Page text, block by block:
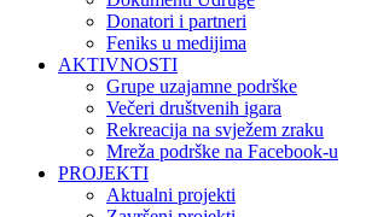
Donatori i partneri
Feniks u medijima
AKTIVNOSTI
Grupe uzajamne podrške
Večeri društvenih igara
Rekreacija na svježem zraku
Mreža podrške na Facebook-u
PROJEKTI
Aktualni projekti